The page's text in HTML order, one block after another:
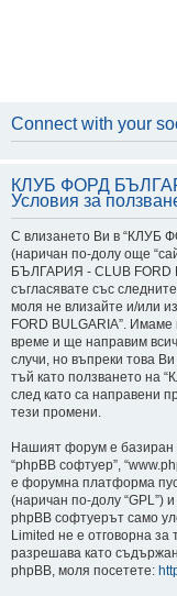
Connect with your
КЛУБ ФОРД
Условия за
С влизането Ви в “КЛУБ
(наричан по-долу още
БЪЛГАРИЯ - CLUB FORD
съгласявате със
моля не влизайте и/или
FORD BULGARIA”.
време и ще направим
случи, но въпреки това
тъй като ползването на
след като са направени
тези промени.
Нашият форум е базиран
“phpBB софтуер”,
е форумна платформа
(наричан по-долу “GPL”)
phpBB софтуерът само
Limited не е отговорна за
разрешава като
phpBB, моля посетете: